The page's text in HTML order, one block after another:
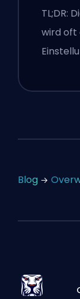
TL;DR:
wird
Blog